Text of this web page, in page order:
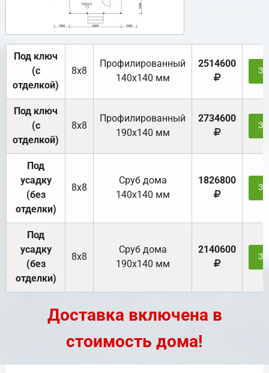
Под ключ
(с
отделкой)
8х8
Профилированный
140х140 мм
2514600
Под ключ
(с
отделкой)
8х8
Профилированный
190х140 мм
2734600
Под
усадку
(без
отделки)
8х8
Cруб дома
140х140 мм
1826800
Под
усадку
(без
отделки)
8х8
Cруб дома
190х140 мм
2140600
Доставка включена в
стоимость дома!